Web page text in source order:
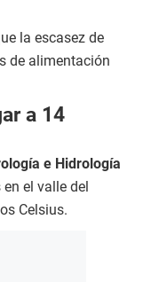
la escasez de
de alimentación
a 14
e Hidrología
el valle del
Celsius.